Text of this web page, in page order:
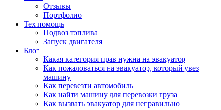
Отзывы
Портфолио
Тех помощь
Подвоз топлива
Запуск двигателя
Блог
Какая категория прав нужна на эвакуатор
Как пожаловаться на эвакуатор, который увез
машину
Как перевезти автомобиль
Как найти машину для перевозки груза
Как вызвать эвакуатор для неправильно